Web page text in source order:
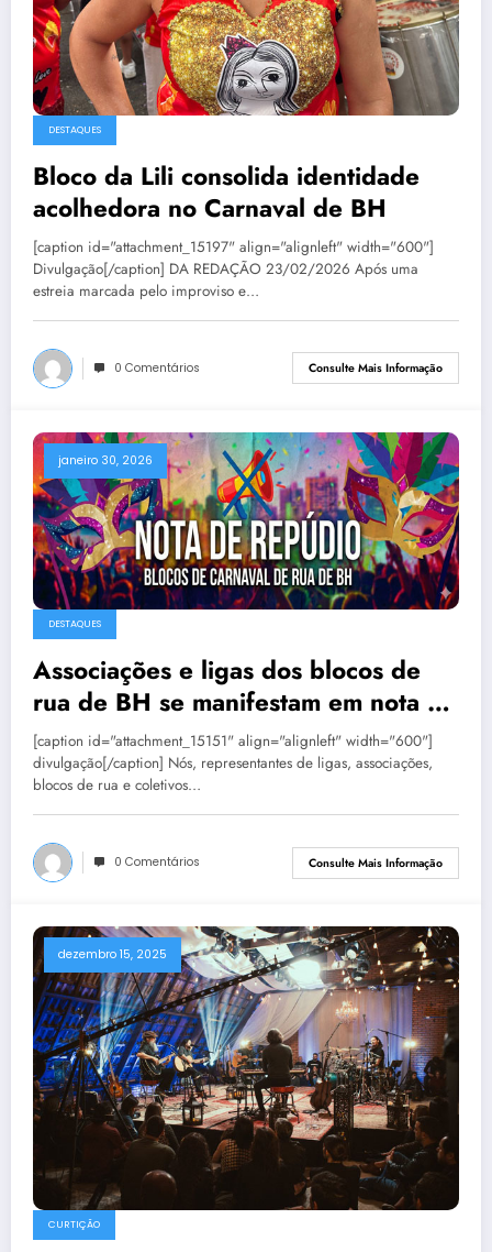
DESTAQUES
Bloco da Lili consolida identidade
acolhedora no Carnaval de BH
[caption id="attachment_15197" align="alignleft" width="600"]
Divulgação[/caption] DA REDAÇÃO 23/02/2026 Após uma
estreia marcada pelo improviso e…
0 Comentários Consulte Mais Informação
janeiro 30, 2026
DESTAQUES
Associações e ligas dos blocos de
rua de BH se manifestam em nota de
repúdio
[caption id="attachment_15151" align="alignleft" width="600"]
divulgação[/caption] Nós, representantes de ligas, associações,
blocos de rua e coletivos…
0 Comentários Consulte Mais Informação
dezembro 15, 2025
CURTIÇÃO